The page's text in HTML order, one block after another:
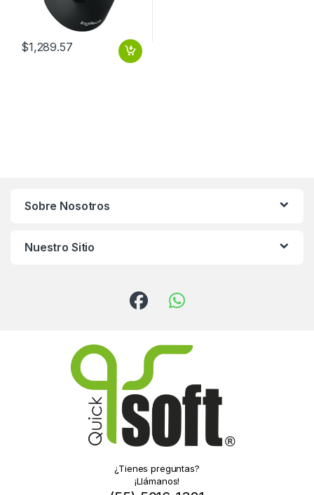
$1,289.57
Sobre Nosotros
Nuestro Sitio
¿Tienes preguntas?
¡Llámanos!